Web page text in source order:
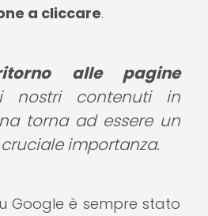
a cliccare.
alle pagine
nostri contenuti in
torna ad essere un
importanza.
Google è sempre stato